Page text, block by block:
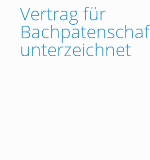
Vertrag für
unterzeichnet